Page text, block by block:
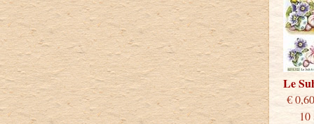
Le
10